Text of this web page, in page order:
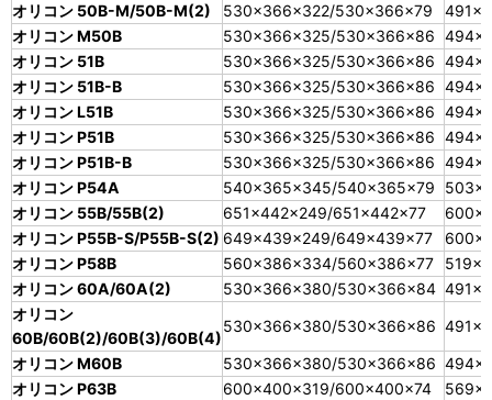
オリコン 50B-M/50B-M(2)
530×366×322/530×366×79
オリコン M50B
530×366×325/530×366×86
オリコン 51B
530×366×325/530×366×86
オリコン 51B-B
530×366×325/530×366×86
オリコン L51B
530×366×325/530×366×86
オリコン P51B
530×366×325/530×366×86
オリコン P51B-B
530×366×325/530×366×86
オリコン P54A
540×365×345/540×365×79
オリコン 55B/55B(2)
651×442×249/651×442×77
オリコン P55B-S/P55B-S(2) 649×439×249/649×439×77
オリコン P58B
560×386×334/560×386×77
オリコン 60A/60A(2)
530×366×380/530×366×84
オリコン
60B/60B(2)/60B(3)/60B(4)
530×366×380/530×366×86
オリコン M60B
530×366×380/530×366×86
オリコン P63B
600×400×319/600×400×74